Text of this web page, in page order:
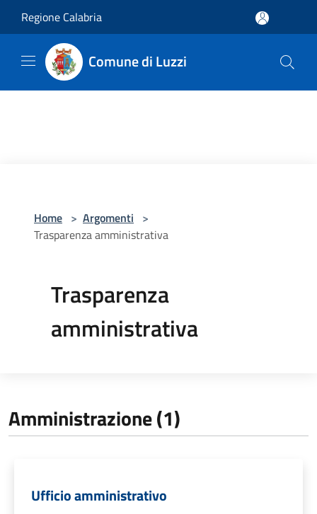
Regione Calabria
Comune di Luzzi
Home > Argomenti >
Trasparenza amministrativa
Trasparenza
amministrativa
Amministrazione (1)
Ufficio amministrativo